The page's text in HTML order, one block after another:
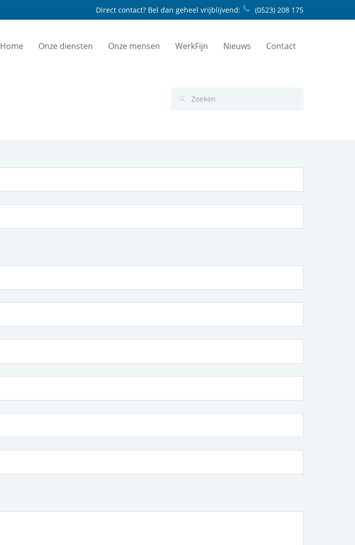
Direct contact? Bel dan geheel vrijblijvend: (0523) 208 175
Home Onze diensten Onze mensen WerkFijn Nieuws Contact